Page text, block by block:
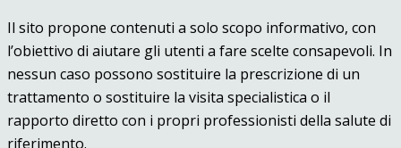
Il sito propone contenuti a solo scopo informativo, con
l’obiettivo di aiutare gli utenti a fare scelte consapevoli. In
nessun caso possono sostituire la prescrizione di un
trattamento o sostituire la visita specialistica o il
rapporto diretto con i propri professionisti della salute di
riferimento.